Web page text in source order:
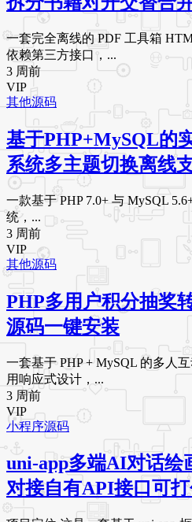
一套完全离线的 PDF 工具箱
依赖第三方接口，...
3 周前
VIP
其他源码
基于PHP+MySQL的
系统多主题切换离线
一款基于 PHP 7.0+ 与 MySQL
统，...
3 周前
VIP
其他源码
PHP多用户积分抽奖
源码一键安装
一套基于 PHP + MySQL 的多人
用响应式设计，...
3 周前
VIP
小程序源码
uni-app多端AI对话绘
对接自有API接口可